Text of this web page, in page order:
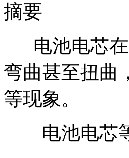
摘要
电池电芯在
弯曲甚至扭曲
等现象。
电池电芯等